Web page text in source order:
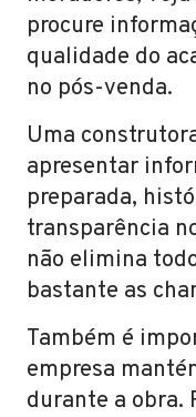
procure
qualidade do
no pós-venda.
Uma
apresentar
preparada,
transparência
não elimina
bastante as
Também é
empresa
durante a obra.